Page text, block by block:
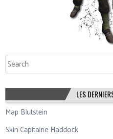
Rechercher
LES
Map Blutstein
Skin Capitaine Haddock